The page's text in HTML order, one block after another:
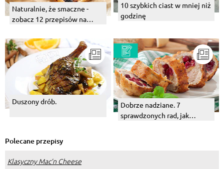
Naturalnie, że smaczne -
zobacz 12 przepisów na
10 szybkich ciast w mniej niż
godzinę
Duszony drób.
Dobrze nadziane. 7
sprawdzonych rad, jak
Polecane przepisy
Klasyczny Mac’n Cheese